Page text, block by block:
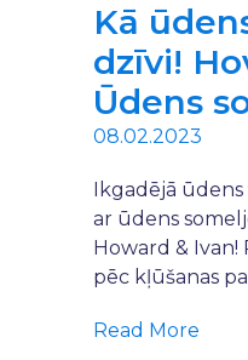
Kā
dzīvi!
Ūdens
08.02.2023
Ikgadējā
ar ūdens
Howard &
pēc kļūšanas
Read More